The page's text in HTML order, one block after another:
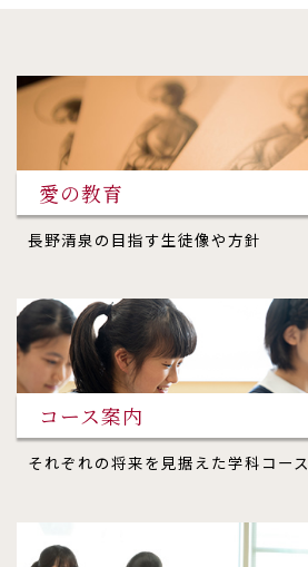
愛の教育
長野清泉の目指す生徒像や方針
コース案内
それぞれの将来を見据えた学科コース